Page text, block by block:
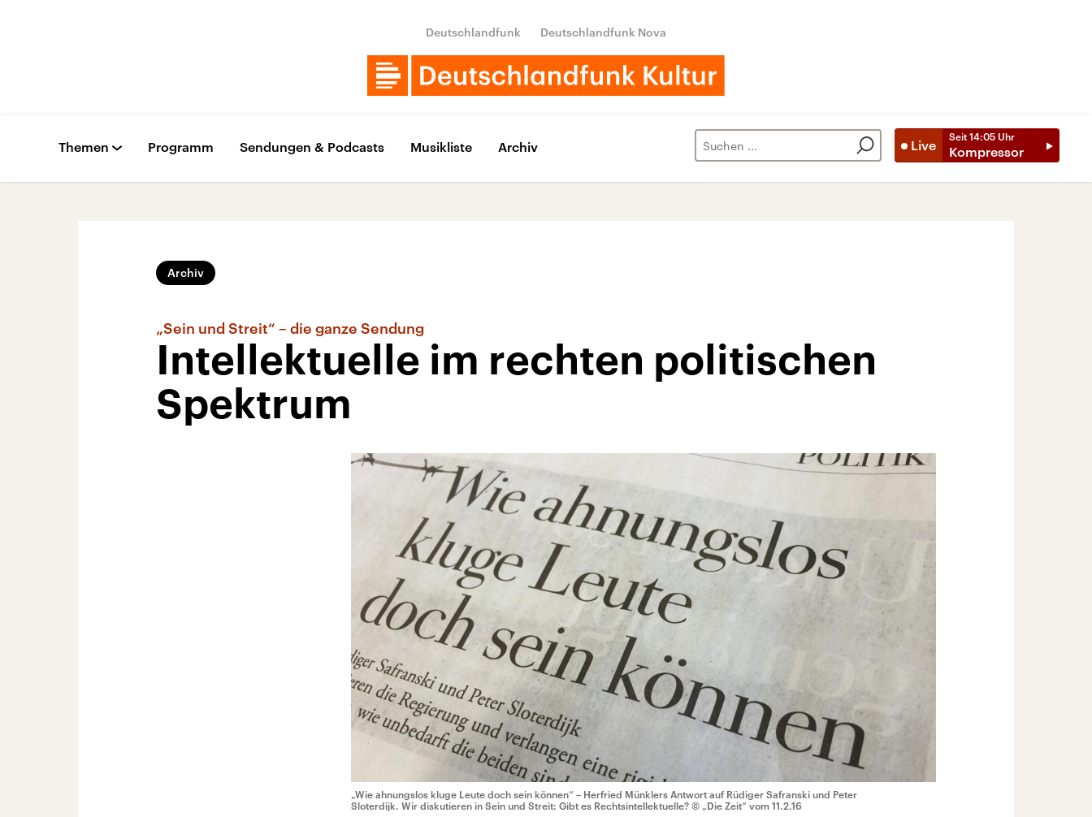
Deutschlandfunk Deutschlandfunk Nova
Live
Seit 14:05 Uhr
Kompressor
Themen Programm Sendungen & Podcasts Musikliste Archiv
Archiv
„Sein und Streit“ – die ganze Sendung
Intellektuelle im rechten politischen
Spektrum
„Wie ahnungslos kluge Leute doch sein können“ – Herfried Münklers Antwort auf Rüdiger Safranski und Peter
Sloterdijk. Wir diskutieren in Sein und Streit: Gibt es Rechtsintellektuelle? © „Die Zeit“ vom 11.2.16